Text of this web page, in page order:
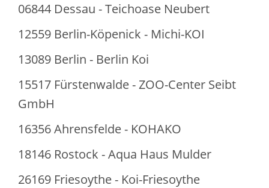
06844 Dessau - Teichoase Neubert
12559 Berlin-Köpenick - Michi-KOI
13089 Berlin - Berlin Koi
15517 Fürstenwalde - ZOO-Center Seibt
GmbH
16356 Ahrensfelde - KOHAKO
18146 Rostock - Aqua Haus Mulder
26169 Friesoythe - Koi-Friesoythe